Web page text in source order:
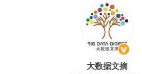
大数据文摘